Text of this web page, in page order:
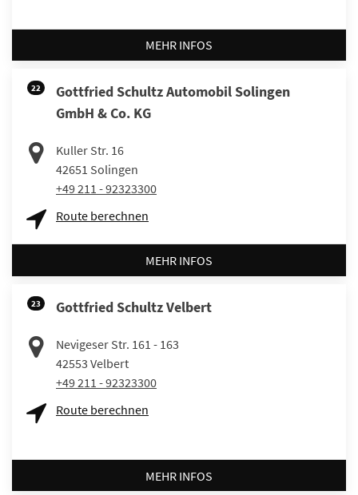
MEHR INFOS
22
Gottfried Schultz Automobil Solingen
GmbH & Co. KG
Kuller Str. 16
42651 Solingen
+49 211 - 92323300
Route berechnen
MEHR INFOS
23 Gottfried Schultz Velbert
Nevigeser Str. 161 - 163
42553 Velbert
+49 211 - 92323300
Route berechnen
MEHR INFOS